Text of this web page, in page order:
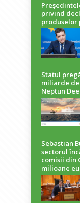
privind
produselor
Statul
miliarde
Neptun
Sebastian
sectorul
comisii din
milioane